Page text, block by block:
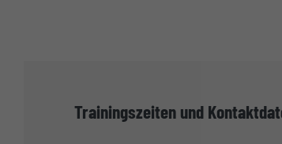
Trainingszeiten und